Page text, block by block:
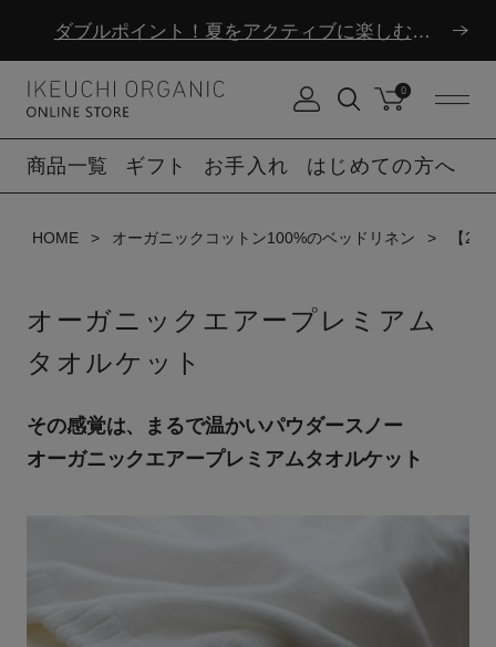
ダブルポイント！夏をアクティブに楽しむ夏タオル
8/6(木)12時まで|夏季休業のお知らせ
ダブルポイント！夏をアクティブに楽しむ夏タオル
0
商品一覧 ギフト お手入れ はじめての方へ
HOME オーガニックコットン100%のベッドリネン 【
オーガニックエアープレミアム
タオルケット
その感覚は、まるで温かいパウダースノー
オーガニックエアープレミアムタオルケット